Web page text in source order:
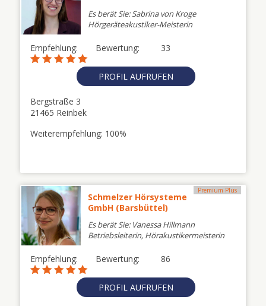
Es berät Sie: Sabrina von Kroge
Hörgeräteakustiker-Meisterin
Empfehlung: 33
Bewertung:
PROFIL AUFRUFEN
Bergstraße 3
21465 Reinbek
Weiterempfehlung: 100%
Premium Plus
Schmelzer Hörsysteme
GmbH (Barsbüttel)
Es berät Sie: Vanessa Hillmann
Betriebsleiterin, Hörakustikermeisterin
Empfehlung: 86
Bewertung:
PROFIL AUFRUFEN